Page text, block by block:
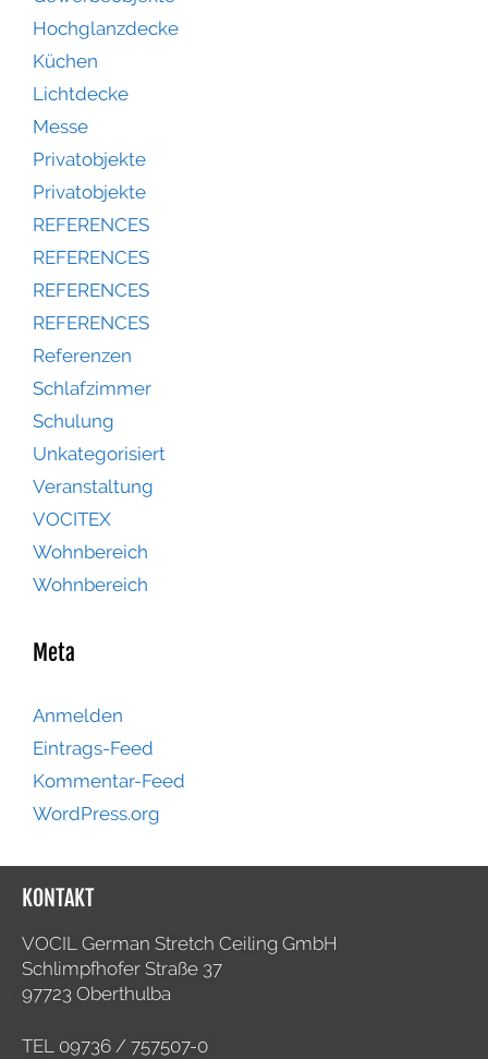
Hochglanzdecke
Küchen
Lichtdecke
Messe
Privatobjekte
Privatobjekte
REFERENCES
REFERENCES
REFERENCES
REFERENCES
Referenzen
Schlafzimmer
Schulung
Unkategorisiert
Veranstaltung
VOCITEX
Wohnbereich
Wohnbereich
Meta
Anmelden
Eintrags-Feed
Kommentar-Feed
WordPress.org
KONTAKT
VOCIL German Stretch Ceiling GmbH
Schlimpfhofer Straße 37
97723 Oberthulba
TEL 09736 / 757507-0